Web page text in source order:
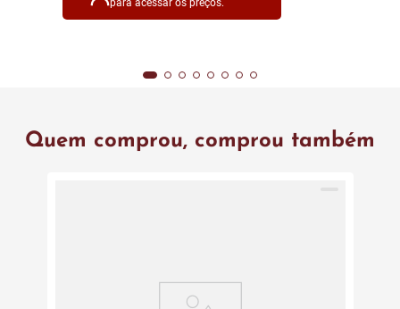
Quem comprou, comprou também